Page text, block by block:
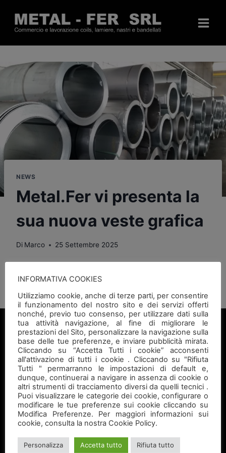
contenuto
NEWS
Metal.Fer vi presenta la
sua nuova veste grafica
Di Marco 25 Settembre 2025
Metal.Fer srl di Bianco Giorgio e C.
via Fossano, 16 - 10024 Moncalieri (To)
Telefono: +39 011 6404727
Fax: +39 011 6485218
E-mail: info@metalfer.biz
AIUTI STATALI
INFORMATIVA COOKIES
Utilizziamo cookie, anche di terze parti, per consentire
il funzionamento del nostro sito e dei servizi offerti
nonché, previo tuo consenso, per utilizzare dati sulla
tua attività navigazione, al fine di migliorare le
prestazioni del Sito, personalizzare la navigazione sulla
base delle tue preferenze, e inviare pubblicità mirata.
Cliccando su “Accetta Tutti i cookie” acconsenti
all'attivazione di tutti i cookie . Cliccando su "Rifiuta
Tutti " permarranno le impostazioni di default e,
dunque, continuerai a navigare in assenza di cookie o
altri strumenti di tracciamento diversi da quelli tecnici .
Puoi visualizzare le categorie dei cookie, configurare o
modificare le tue preferenze sui cookie cliccando su
Modifica Preferenze. Per maggiori informazioni sui
cookie, consulta la nostra Cookie Policy.
Personalizza Accetta tutto Rifiuta tutto